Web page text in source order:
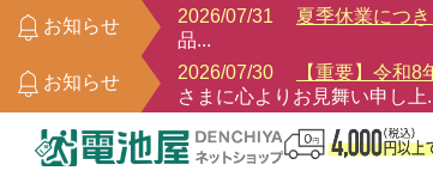
お知らせ
2026/07/31 夏季休業につ
品...
お知らせ
2026/07/30 【重要】令和
さまに心よりお見舞い申し上